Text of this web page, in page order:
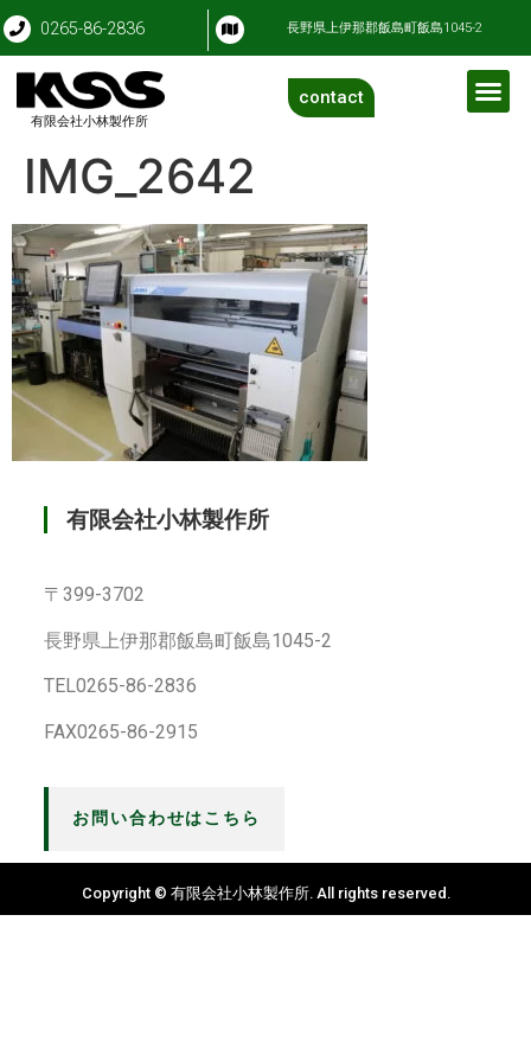
0265-86-2836 長野県上伊那郡飯島町飯島1045-2
有限会社小林製作所
contact
IMG_2642
有限会社小林製作所
〒399-3702
長野県上伊那郡飯島町飯島1045-2
TEL0265-86-2836
FAX0265-86-2915
お問い合わせはこちら
Copyright © 有限会社小林製作所. All rights reserved.